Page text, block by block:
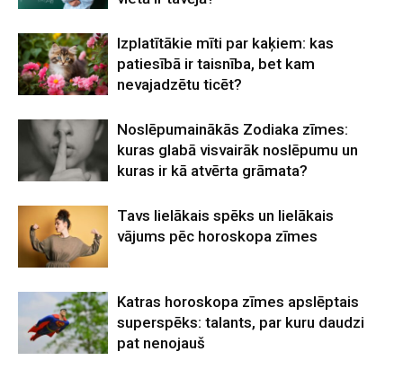
Izplatītākie mīti par kaķiem: kas
patiesībā ir taisnība, bet kam
nevajadzētu ticēt?
Noslēpumainākās Zodiaka zīmes:
kuras glabā visvairāk noslēpumu un
kuras ir kā atvērta grāmata?
Tavs lielākais spēks un lielākais
vājums pēc horoskopa zīmes
Katras horoskopa zīmes apslēptais
superspēks: talants, par kuru daudzi
pat nenojauš